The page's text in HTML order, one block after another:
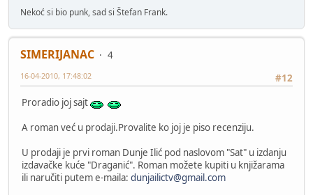
Nekoć si bio punk, sad si Štefan Frank.
SIMERIJANAC
4
#12
16-04-2010, 17:48:02
Proradio joj sajt
A roman već u prodaji.Provalite ko joj je piso recenziju.
U prodaji je prvi roman Dunje Ilić pod naslovom "Sat" u izdanju
izdavačke kuće "Draganić". Roman možete kupiti u knjižarama
ili naručiti putem e-maila: dunjailictv@gmail.com